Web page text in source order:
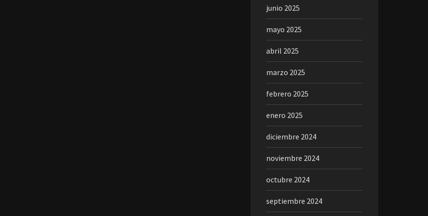
junio 2025
mayo 2025
abril 2025
marzo 2025
febrero 2025
enero 2025
diciembre 2024
noviembre 2024
octubre 2024
septiembre 2024